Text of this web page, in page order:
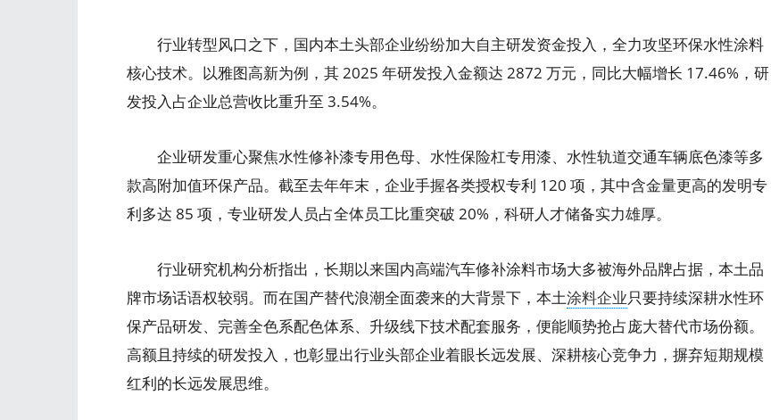
行业转型风口之下，国内本土头部企业纷纷加大自主研发资金投入，全力攻坚环保水性涂料
核心技术。以雅图高新为例，其 2025 年研发投入金额达 2872 万元，同比大幅增长 17.46%，研
发投入占企业总营收比重升至 3.54%。
企业研发重心聚焦水性修补漆专用色母、水性保险杠专用漆、水性轨道交通车辆底色漆等多
款高附加值环保产品。截至去年年末，企业手握各类授权专利 120 项，其中含金量更高的发明专
利多达 85 项，专业研发人员占全体员工比重突破 20%，科研人才储备实力雄厚。
行业研究机构分析指出，长期以来国内高端汽车修补涂料市场大多被海外品牌占据，本土品
牌市场话语权较弱。而在国产替代浪潮全面袭来的大背景下，本土涂料企业只要持续深耕水性环
保产品研发、完善全色系配色体系、升级线下技术配套服务，便能顺势抢占庞大替代市场份额。
高额且持续的研发投入，也彰显出行业头部企业着眼长远发展、深耕核心竞争力，摒弃短期规模
红利的长远发展思维。